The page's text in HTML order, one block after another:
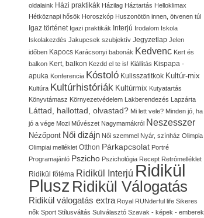
oldalaink Házi praktikák Házilag Háztartás Helloklimax
Hétköznapi hősök Horoszkóp Huszonötön innen, ötvenen túl
Igaz történet Igazi praktikák Interjú Irodalom Iskola
Iskolakezdés Jakupcsek szubjektív Jegyzetlap Jelen
időben Kapocs Karácsonyi babonák Kedvenc Kert és
balkon Kert, balkon Kezdd el te is! Kiállítás Kispapa -
apuka Konferencia Kóstoló Kulisszatitkok Kultúr-mix
Kultúra Kultúrhistóriák Kultúrmix Kutyatartás
Könyvtámasz Környezetvédelem Lakberendezés Lapzárta
Láttad, hallottad, olvastad? Mi lett vele? Minden jó, ha
jó a vége Mozi Művészet Nagymamákról Neszesszer
Nézőpont Női dizájn Női szemmel Nyár, színház Olimpia
Olimpiai melléklet Otthon Párkapcsolat Portré
Programajánló Pszicho Pszichológia Recept Retrómelléklet
Ridikül főtéma Ridikül Interjú Ridikül
Plusz Ridikül Válogatás
Ridikül válogatás extra Royal RUNderful life Sikeres
nők Sport Stílusváltás Suliválasztó Szavak - képek - emberek